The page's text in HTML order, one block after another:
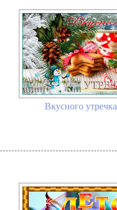
Вкусного утречка